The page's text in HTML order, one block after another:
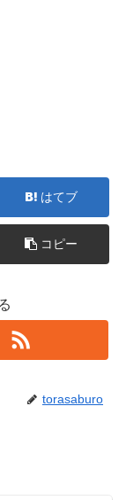
はてブ
コピー
torasaburo